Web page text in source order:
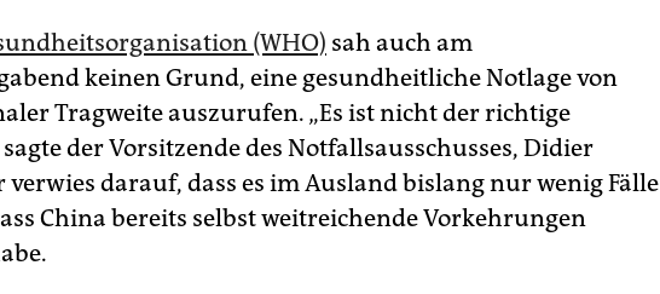
(WHO) sah auch am
keinen Grund, eine gesundheitliche Notlage von
Tragweite auszurufen. „Es ist nicht der richtige
der Vorsitzende des Notfallsausschusses, Didier
verwies darauf, dass es im Ausland bislang nur wenig Fälle
China bereits selbst weitreichende Vorkehrungen